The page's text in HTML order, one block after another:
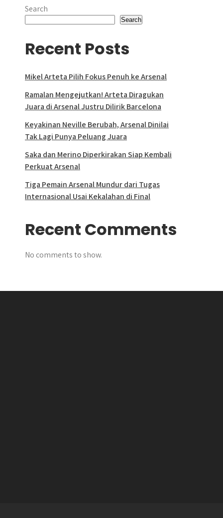
Search
Search
Recent Posts
Mikel Arteta Pilih Fokus Penuh ke Arsenal
Ramalan Mengejutkan! Arteta Diragukan
Juara di Arsenal Justru Dilirik Barcelona
Keyakinan Neville Berubah, Arsenal Dinilai
Tak Lagi Punya Peluang Juara
Saka dan Merino Diperkirakan Siap Kembali
Perkuat Arsenal
Tiga Pemain Arsenal Mundur dari Tugas
Internasional Usai Kekalahan di Final
Recent Comments
No comments to show.